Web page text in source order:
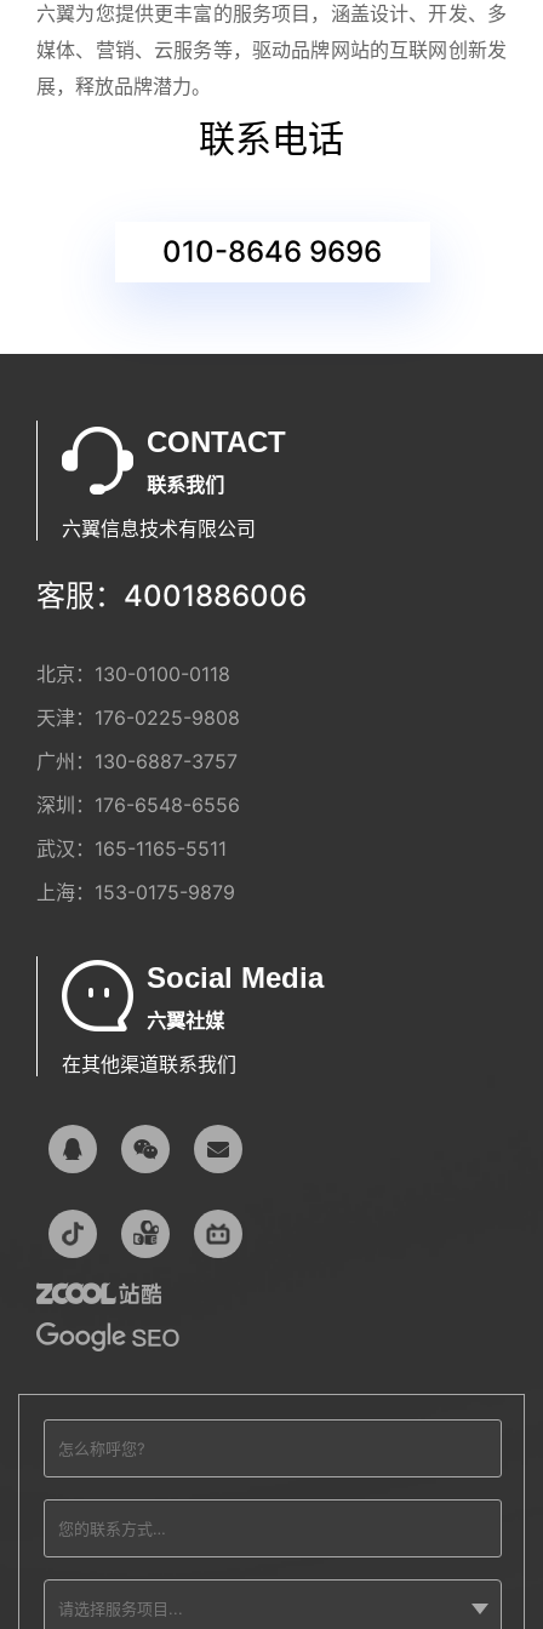
六翼为您提供更丰富的服务项目，涵盖设计、开发、多
媒体、营销、云服务等，驱动品牌网站的互联网创新发
展，释放品牌潜力。
联系电话
010-8646 9696
CONTACT
联系我们
六翼信息技术有限公司
客服：4001886006
北京： 130-0100-0118
天津： 176-0225-9808
广州： 130-6887-3757
深圳： 176-6548-6556
武汉： 165-1165-5511
上海： 153-0175-9879
Social Media
六翼社媒
在其他渠道联系我们